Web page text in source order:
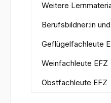
Weitere
Berufsbildner:in
Geflügelfachleute
Weinfachleute EFZ
Obstfachleute EFZ